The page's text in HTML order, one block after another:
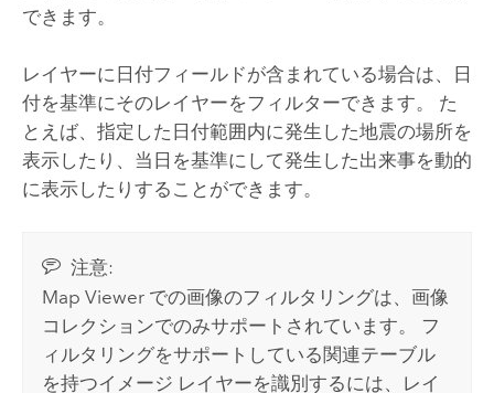
できます。
レイヤーに日付フィールドが含まれている場合は、日
付を基準にそのレイヤーをフィルターできます。 た
とえば、指定した日付範囲内に発生した地震の場所を
表示したり、当日を基準にして発生した出来事を動的
に表示したりすることができます。
注意:
Map Viewer での画像のフィルタリングは、画像
コレクションでのみサポートされています。 フ
ィルタリングをサポートしている関連テーブル
を持つイメージ レイヤーを識別するには、レイ